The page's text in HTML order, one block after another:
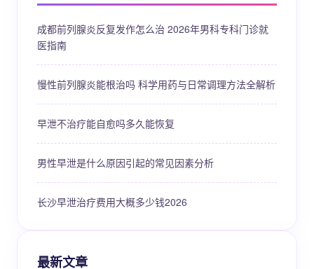
成都前列腺炎反复发作怎么治 2026年男科专科门诊就
医指南
慢性前列腺炎能根治吗 科学用药与日常调理方法全解析
早泄不治疗能自愈吗多久能恢复
男性早泄是什么原因引起的常见因素分析
长沙早泄治疗费用大概多少钱2026
最新文章